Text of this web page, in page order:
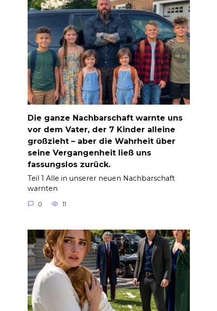
Die ganze Nachbarschaft warnte uns
vor dem Vater, der 7 Kinder alleine
großzieht – aber die Wahrheit über
seine Vergangenheit ließ uns
fassungslos zurück.
Teil 1 Alle in unserer neuen Nachbarschaft
warnten
0 11